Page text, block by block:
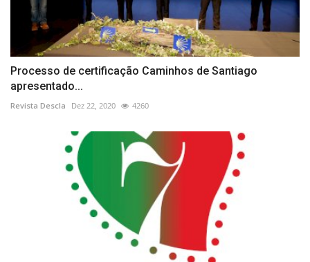
Processo de certificação Caminhos de Santiago
apresentado...
Revista Descla Dez 22, 2020 4260